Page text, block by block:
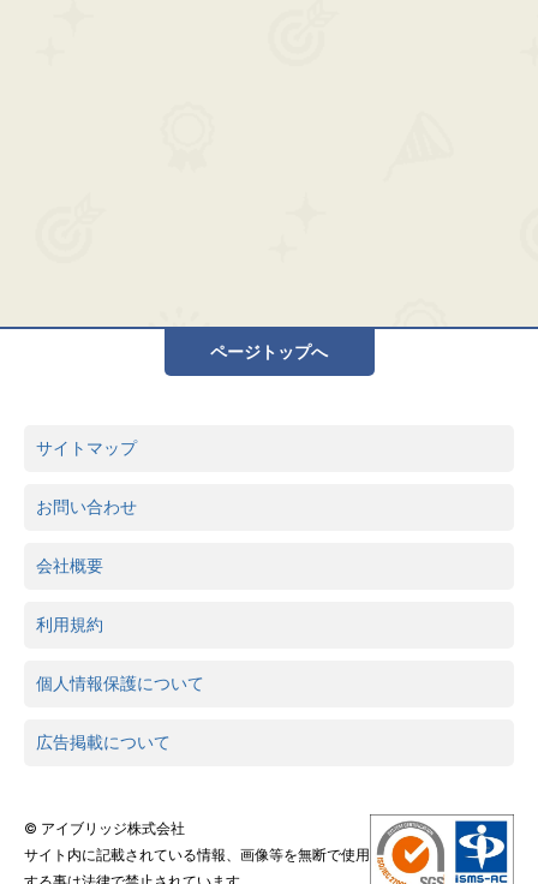
ページトップへ
サイトマップ
お問い合わせ
会社概要
利用規約
個人情報保護について
広告掲載について
© アイブリッジ株式会社
サイト内に記載されている情報、画像等を無断で使用